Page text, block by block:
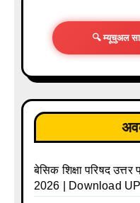
🔍 म्यूचुअल
बेसिक शिक्षा परिषद उत्तर
2026 | Download